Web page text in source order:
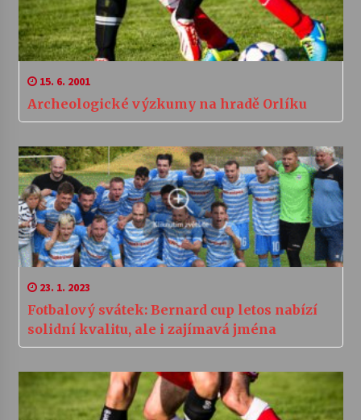
15. 6. 2001
Archeologické výzkumy na hradě Orlíku
23. 1. 2023
Fotbalový svátek: Bernard cup letos nabízí
solidní kvalitu, ale i zajímavá jména